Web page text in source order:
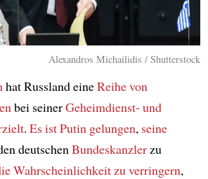
Alexandros Michailidis / Shutterstock
hat Russland eineReihe von
bei seinerGeheimdienst- und
. Es ist Putin gelungen, seine
deutschen Bundeskanzlerzu
Wahrscheinlichkeit zu verringern,